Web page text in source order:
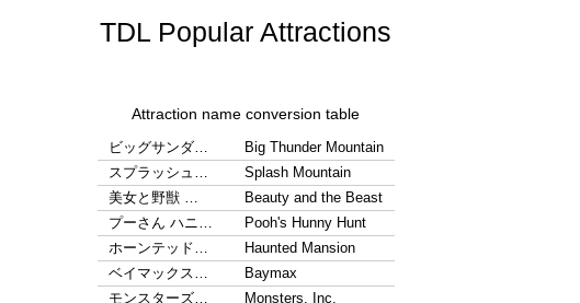
TDL Popular Attractions
Attraction name conversion table
ビッグサンダ…
Big Thunder Mountain
スプラッシュ…
Splash Mountain
美女と野獣 …
Beauty and the Beast
プーさん ハニ…
Pooh's Hunny Hunt
ホーンテッド…
Haunted Mansion
ベイマックス…
Baymax
モンスターズ…
Monsters, Inc.